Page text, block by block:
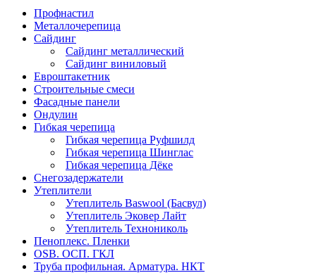
Профнастил
Металлочерепица
Сайдинг
Сайдинг металлический
Сайдинг виниловый
Евроштакетник
Строительные смеси
Фасадные панели
Ондулин
Гибкая черепица
Гибкая черепица Руфшилд
Гибкая черепица Шинглас
Гибкая черепица Дёке
Снегозадержатели
Утеплители
Утеплитель Baswool (Басвул)
Утеплитель Эковер Лайт
Утеплитель Технониколь
Пеноплекс. Пленки
OSB. ОСП. ГКЛ
Труба профильная. Арматура. НКТ